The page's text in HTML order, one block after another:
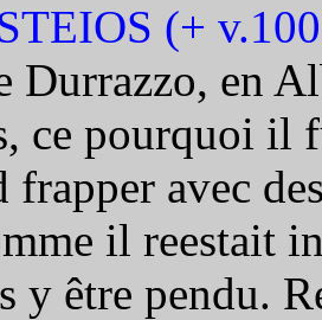
(+
Durrazzo, en
ce pourquoi il
avec
il reestait
y être pendu.